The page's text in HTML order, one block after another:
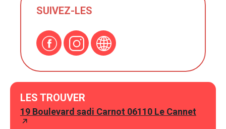
SUIVEZ-LES
LES TROUVER
19 Boulevard sadi Carnot 06110 Le Cannet